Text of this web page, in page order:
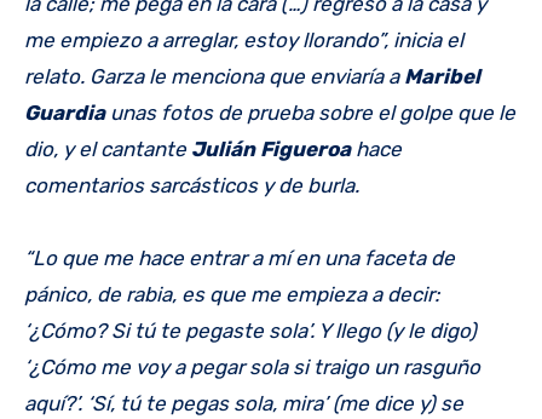
me empiezo a arreglar, estoy llorando”, inicia el
relato. Garza le menciona que enviaría a Maribel
Guardia unas fotos de prueba sobre el golpe que le
dio, y el cantante Julián Figueroa hace
comentarios sarcásticos y de burla.
“Lo que me hace entrar a mí en una faceta de
pánico, de rabia, es que me empieza a decir:
‘¿Cómo? Si tú te pegaste sola’. Y llego (y le digo)
‘¿Cómo me voy a pegar sola si traigo un rasguño
aquí?’. ‘Sí, tú te pegas sola, mira’ (me dice y) se